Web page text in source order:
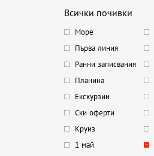
Всички почивки
Море
Първа линия
Ранни записвания
Планина
Екскурзии
Ски оферти
Круиз
1 май